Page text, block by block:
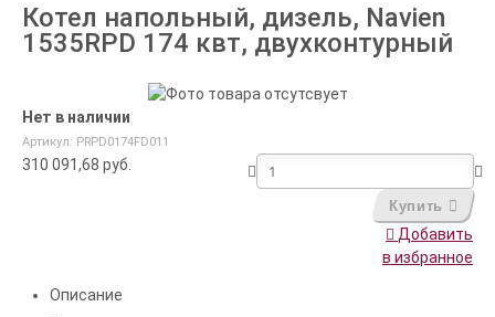
Котел напольный, дизель, Navien
1535RPD 174 квт, двухконтурный
Нет в наличии
Артикул: PRPD0174FD011
310 091,68 руб.
Купить
Добавить
в избранное
Описание